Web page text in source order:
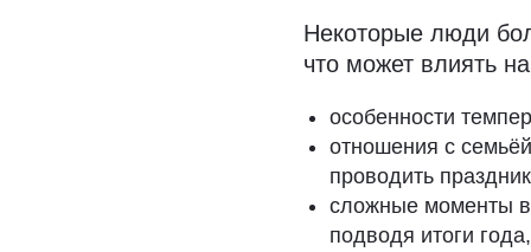
Некоторые люди
что может влиять
особенности
отношения с
проводить
сложные моменты
подводя итоги